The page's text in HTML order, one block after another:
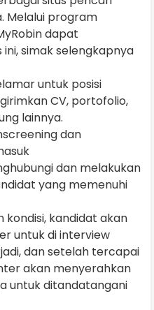
Melalui program
dapat
simak selengkapnya
untuk posisi
CV, portofolio,
lainnya.
dan
dan melakukan
yang memenuhi
kondisi, kandidat akan
untuk di interview
dan setelah tercapai
akan menyerahkan
untuk ditandatangani